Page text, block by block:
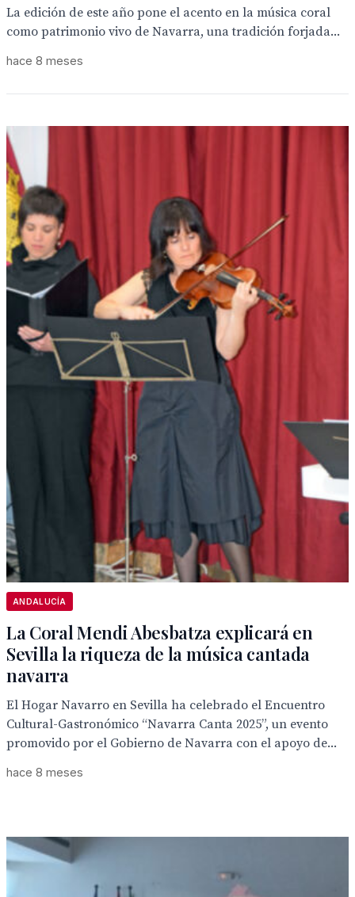
La edición de este año pone el acento en la música coral
como patrimonio vivo de Navarra, una tradición forjada...
hace 8 meses
ANDALUCÍA
La Coral Mendi Abesbatza explicará en
Sevilla la riqueza de la música cantada
navarra
El Hogar Navarro en Sevilla ha celebrado el Encuentro
Cultural-Gastronómico “Navarra Canta 2025”, un evento
promovido por el Gobierno de Navarra con el apoyo de...
hace 8 meses